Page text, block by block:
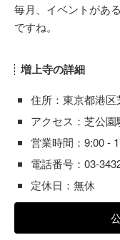
毎月、イベントがあ
ですね。
増上寺の詳細
住所：東京都港区
アクセス：芝公
営業時間：9:00 -
電話番号：03-
定休日：無休